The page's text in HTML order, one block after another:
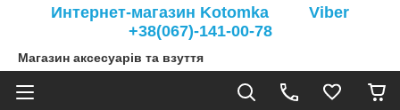
Интернет-магазин Kotomka Viber
+38(067)-141-00-78
Магазин аксесуарів та взуття